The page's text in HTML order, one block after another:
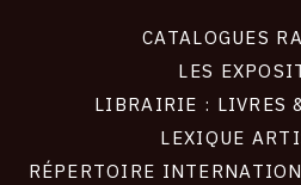
CATALOGUES
LES
LIBRAIRIE : LIVRES
LEXIQUE
RÉPERTOIRE